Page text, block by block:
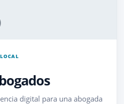
digital para una abogada